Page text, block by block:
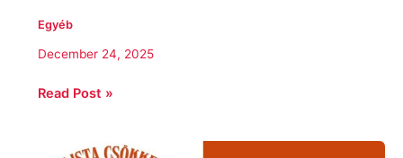
Egyéb
December 24, 2025
Read Post »
Várólistám